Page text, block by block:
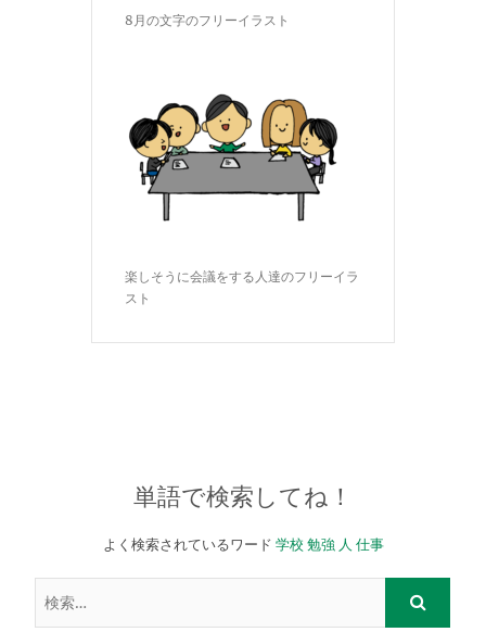
8月の文字のフリーイラスト
楽しそうに会議をする人達のフリーイラ
スト
単語で検索してね！
よく検索されているワード 学校 勉強 人 仕事